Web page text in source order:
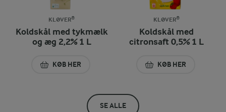
KLØVER®
Koldskål med tykmælk
og æg 2,2% 1 L
KØB HER
KOLDSKÅL MED TYKMÆLK OG ÆG 2,2% 1 L
KLØVER®
Koldskål med
citronsaft 0,5% 1 L
KØB HER
KOLDSKÅL MED
SE ALLE